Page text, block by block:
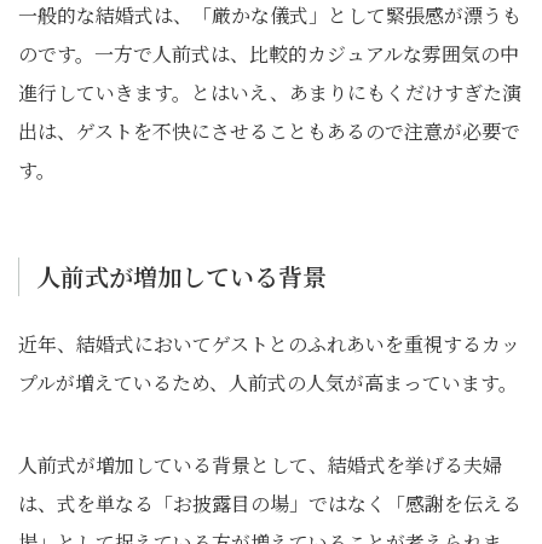
一般的な結婚式は、「厳かな儀式」として緊張感が漂うも
のです。一方で人前式は、比較的カジュアルな雰囲気の中
進行していきます。とはいえ、あまりにもくだけすぎた演
出は、ゲストを不快にさせることもあるので注意が必要で
す。
人前式が増加している背景
近年、結婚式においてゲストとのふれあいを重視するカッ
プルが増えているため、人前式の人気が高まっています。
人前式が増加している背景として、結婚式を挙げる夫婦
は、式を単なる「お披露目の場」ではなく「感謝を伝える